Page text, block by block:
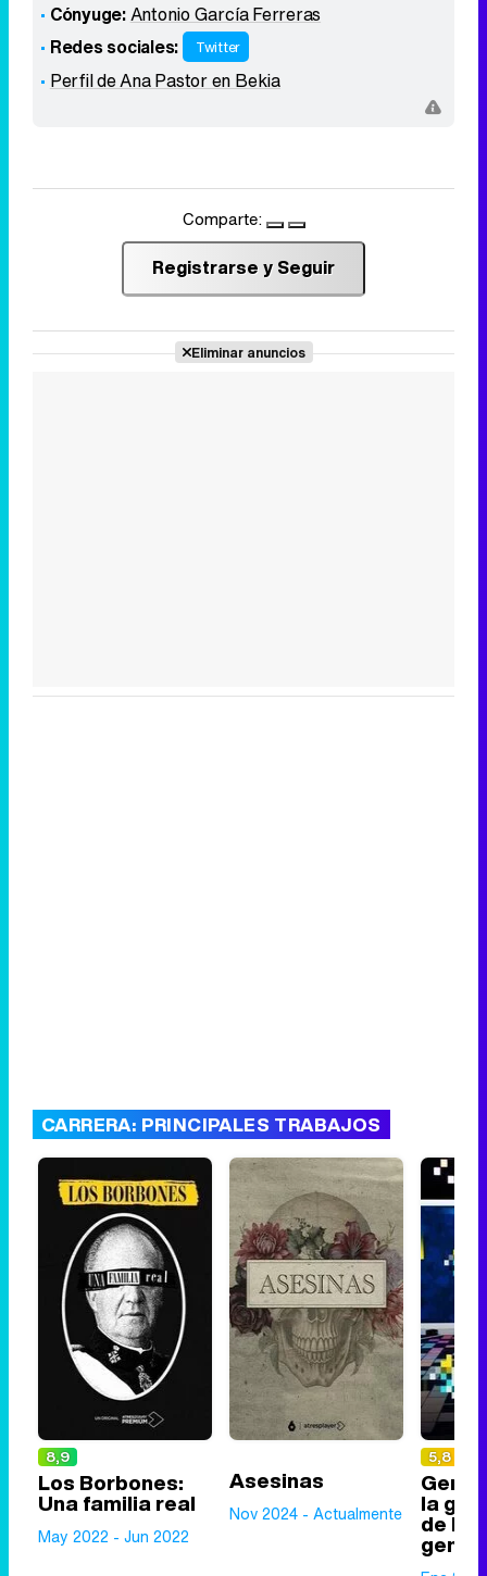
Cónyuge:Antonio García Ferreras
Redes sociales:
Twitter
Perfil de Ana Pastor en Bekia
Comparte:
Registrarse y Seguir
Eliminar anuncios
CARRERA: PRINCIPALES TRABAJOS
8,9
Los Borbones:
Una familia real
May 2022 - Jun 2022
Asesinas
Nov 2024 - Actualmente
5,8
la
de las